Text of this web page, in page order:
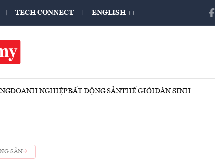
TECH CONNECT ENGLISH ++
DOANH NGHIỆPBẤT ĐỘNG SẢNTHẾ GIỚIDÂN SINH
SẢN